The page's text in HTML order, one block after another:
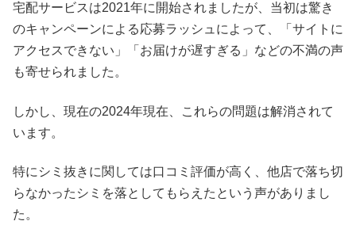
宅配サービスは2021年に開始されましたが、当初は驚き
のキャンペーンによる応募ラッシュによって、「サイトに
アクセスできない」「お届けが遅すぎる」などの不満の声
も寄せられました。
しかし、現在の2024年現在、これらの問題は解消されて
います。
特にシミ抜きに関しては口コミ評価が高く、他店で落ち切
らなかったシミを落としてもらえたという声がありまし
た。